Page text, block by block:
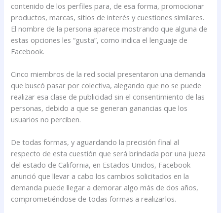
contenido de los perfiles para, de esa forma, promocionar
productos, marcas, sitios de interés y cuestiones similares.
El nombre de la persona aparece mostrando que alguna de
estas opciones les “gusta”, como indica el lenguaje de
Facebook.
Cinco miembros de la red social presentaron una demanda
que buscó pasar por colectiva, alegando que no se puede
realizar esa clase de publicidad sin el consentimiento de las
personas, debido a que se generan ganancias que los
usuarios no perciben.
De todas formas, y aguardando la precisión final al
respecto de esta cuestión que será brindada por una jueza
del estado de California, en Estados Unidos, Facebook
anunció que llevar a cabo los cambios solicitados en la
demanda puede llegar a demorar algo más de dos años,
comprometiéndose de todas formas a realizarlos.